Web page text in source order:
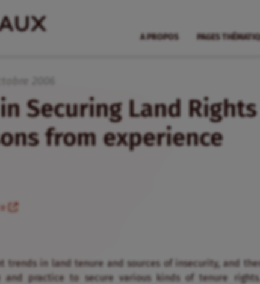
A PROPOS PAGES
Securing Land
from experience
trends in land tenure and sources of insecurity, and
and practice to secure various kinds of tenure